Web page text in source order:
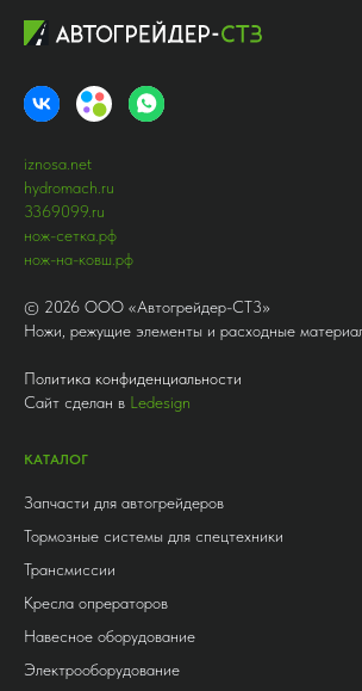
iznosa.net
hydromach.ru
3369099.ru
нож-сетка.рф
нож-на-ковш.рф
© 2026 ООО «Автогрейдер-СТ3»
Ножи, режущие элементы и расходные
Политика конфиденциальности
Сайт сделан в Ledesign
КАТАЛОГ
Запчасти для автогрейдеров
Тормозные системы для спецтехники
Трансмиссии
Кресла опрераторов
Навесное оборудование
Электрооборудование